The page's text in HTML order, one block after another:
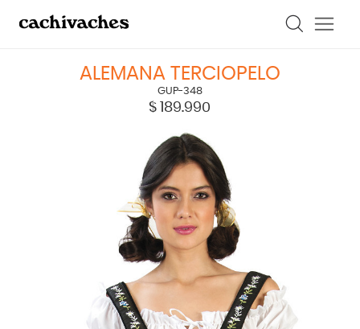
ALEMANA TERCIOPELO
GUP-348
$ 189.990